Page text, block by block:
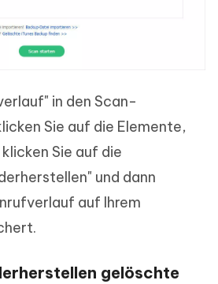
in den Scan-
Sie auf die Elemente,
Sie auf die
und dann
auf Ihrem
gelöschte